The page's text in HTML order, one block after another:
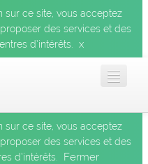
sur ce site, vous acceptez
des services et des
d’intérêts.
x
Accueil
sur ce site, vous acceptez
des services et des
d’intérêts.
Fermer